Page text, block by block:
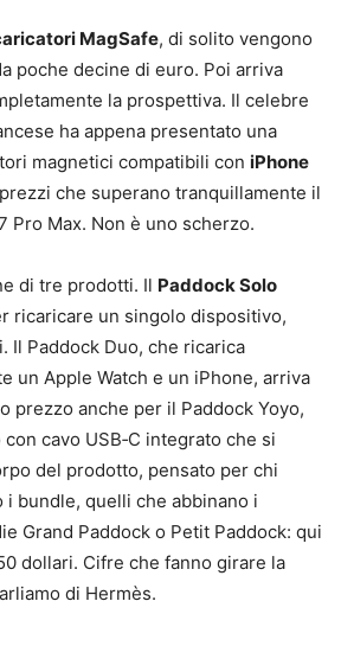
MagSafe, di solito vengono
poche decine di euro. Poi arriva
la prospettiva. Il celebre
ha appena presentato una
magnetici compatibili con iPhone
che superano tranquillamente il
Pro Max. Non è uno scherzo.
di tre prodotti. Il Paddock Solo
ricaricare un singolo dispositivo,
Il Paddock Duo, che ricarica
un Apple Watch e un iPhone, arriva
prezzo anche per il Paddock Yoyo,
cavo USB‑C integrato che si
del prodotto, pensato per chi
i bundle, quelli che abbinano i
Grand Paddock o Petit Paddock: qui
dollari. Cifre che fanno girare la
di Hermès.